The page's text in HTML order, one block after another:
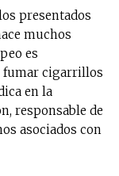
presentados
muchos
es
fumar cigarrillos
en la
responsable de
asociados con